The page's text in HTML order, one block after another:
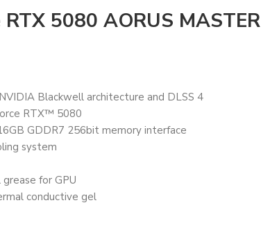
5080 AORUS MASTER
Blackwell architecture and DLSS 4
RTX™ 5080
GDDR7 256bit memory interface
system
for GPU
conductive gel